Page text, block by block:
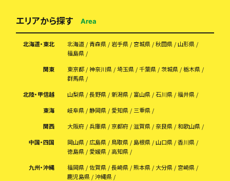
エリアから探す Area
北海道・東北 北海道 青森県 岩手県 宮城県 秋田県
山形県
福島県
関東
東京都 神奈川県 埼玉県 千葉県 茨城県
栃木県
群馬県
北陸・甲信越
山梨県 長野県 新潟県 富山県 石川県
福井県
東海
岐阜県 静岡県 愛知県
三重県
関西
大阪府 兵庫県 京都府 滋賀県 奈良県
和歌山県
中国・四国
岡山県 広島県 鳥取県 島根県 山口県
香川県
徳島県
愛媛県
高知県
九州・沖縄
福岡県 佐賀県 長崎県 熊本県 大分県
宮崎県
鹿児島県
沖縄県